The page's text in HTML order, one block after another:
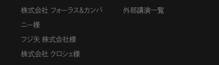
株式会社 フォーラス＆カンパ
ニー様
フジ矢 株式会社様
株式会社 クロシェ様
外部講演一覧